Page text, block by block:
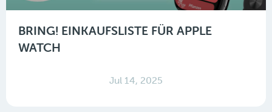
BRING! EINKAUFSLISTE FÜR APPLE
WATCH
Jul 14, 2025